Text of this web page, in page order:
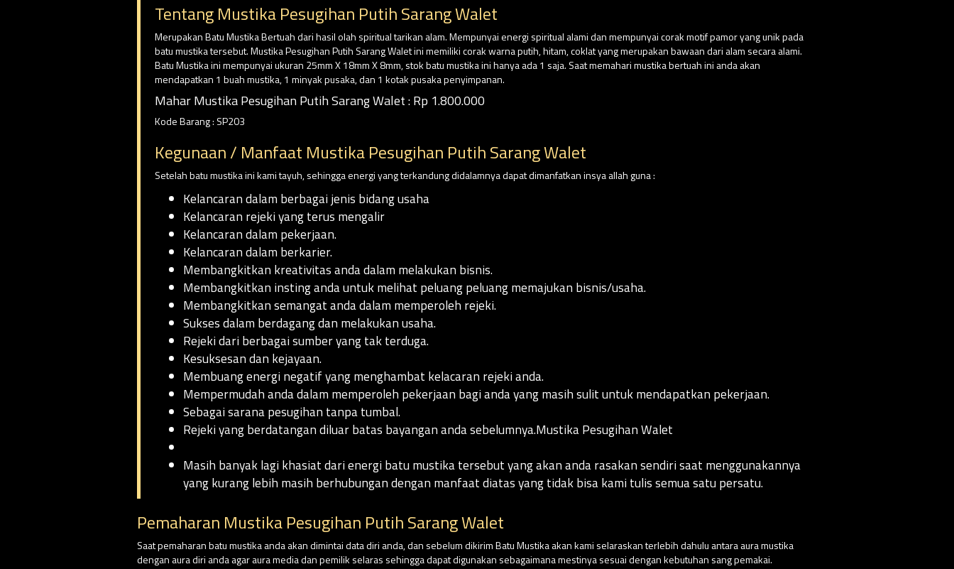
Tentang Mustika Pesugihan Putih Sarang Walet
Merupakan Batu Mustika Bertuah dari hasil olah spiritual tarikan alam. Mempunyai energi spiritual alami dan mempunyai corak motif pamor yang unik pada
batu mustika tersebut. Mustika Pesugihan Putih Sarang Walet ini memiliki corak warna putih, hitam, coklat yang merupakan bawaan dari alam secara alami.
Batu Mustika ini mempunyai ukuran 25mm X 18mm X 8mm, stok batu mustika ini hanya ada 1 saja. Saat memahari mustika bertuah ini anda akan
mendapatkan 1 buah mustika, 1 minyak pusaka, dan 1 kotak pusaka penyimpanan.
Mahar Mustika Pesugihan Putih Sarang Walet : Rp 1.800.000
Kode Barang : SP203
Kegunaan / Manfaat Mustika Pesugihan Putih Sarang Walet
Setelah batu mustika ini kami tayuh, sehingga energi yang terkandung didalamnya dapat dimanfatkan insya allah guna :
Kelancaran dalam berbagai jenis bidang usaha
Kelancaran rejeki yang terus mengalir
Kelancaran dalam pekerjaan.
Kelancaran dalam berkarier.
Membangkitkan kreativitas anda dalam melakukan bisnis.
Membangkitkan insting anda untuk melihat peluang peluang memajukan bisnis/usaha.
Membangkitkan semangat anda dalam memperoleh rejeki.
Sukses dalam berdagang dan melakukan usaha.
Rejeki dari berbagai sumber yang tak terduga.
Kesuksesan dan kejayaan.
Membuang energi negatif yang menghambat kelacaran rejeki anda.
Mempermudah anda dalam memperoleh pekerjaan bagi anda yang masih sulit untuk mendapatkan pekerjaan.
Sebagai sarana pesugihan tanpa tumbal.
Rejeki yang berdatangan diluar batas bayangan anda sebelumnya.Mustika Pesugihan Walet
Masih banyak lagi khasiat dari energi batu mustika tersebut yang akan anda rasakan sendiri saat menggunakannya
yang kurang lebih masih berhubungan dengan manfaat diatas yang tidak bisa kami tulis semua satu persatu.
Pemaharan Mustika Pesugihan Putih Sarang Walet
Saat pemaharan batu mustika anda akan dimintai data diri anda, dan sebelum dikirim Batu Mustika akan kami selaraskan terlebih dahulu antara aura mustika
dengan aura diri anda agar aura media dan pemilik selaras sehingga dapat digunakan sebagaimana mestinya sesuai dengan kebutuhan sang pemakai.